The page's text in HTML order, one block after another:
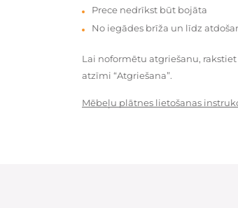
Prece nedrīkst būt bojāta
No iegādes brīža un līdz
Lai noformētu atgriešanu,
atzīmi “Atgriešana”.
Mēbeļu plātnes lietošanas